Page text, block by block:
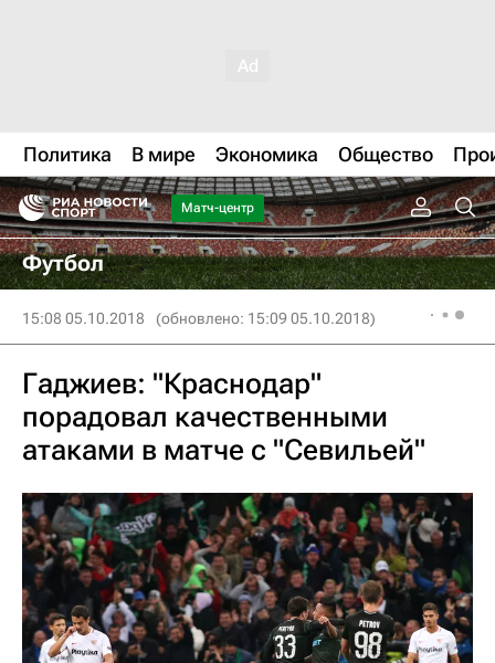
Политика В мире Экономика Общество
Матч-центр
Футбол
15:08 05.10.2018 (обновлено: 15:09 05.10.2018)
Гаджиев: "Краснодар"
порадовал качественными
атаками в матче с "Севильей"